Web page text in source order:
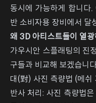
동시에 가능하게 합니다
반 소비자용 장비에서 달
왜 3D 아티스트들이 열
가우시안 스플래팅의 진
구들과 비교해 보겠습니
대(對) 사진 측량법 (메쉬
반사 처리: 사진 측량법